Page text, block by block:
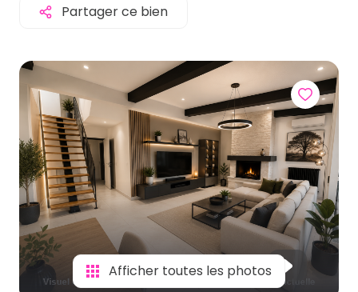
NOUSPartager ce bien
Afficher toutes les photos